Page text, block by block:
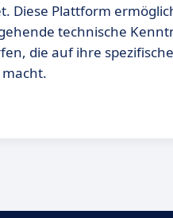
Diese Plattform
technische
die auf ihre
macht.